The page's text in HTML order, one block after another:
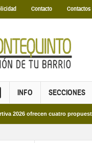
Contacto
INFO SECCIONES
cuatro propuestas para